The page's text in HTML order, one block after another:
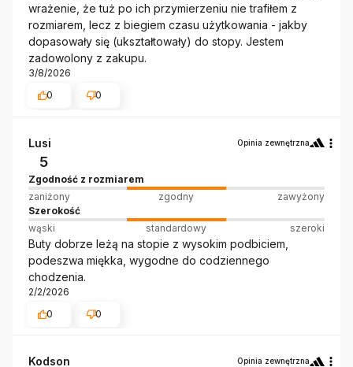
wrażenie, że tuż po ich przymierzeniu nie trafiłem z
rozmiarem, lecz z biegiem czasu użytkowania - jakby
dopasowały się (ukształtowały) do stopy. Jestem
zadowolony z zakupu.
3/8/2026
0
0
Lusi Opinia zewnętrzna
5
Zgodność z rozmiarem
zaniżony
zgodny
zawyżony
Szerokość
wąski
standardowy szeroki
Buty dobrze leżą na stopie z wysokim podbiciem,
podeszwa miękka, wygodne do codziennego
chodzenia.
2/2/2026
0
0
Kodson Opinia zewnętrzna